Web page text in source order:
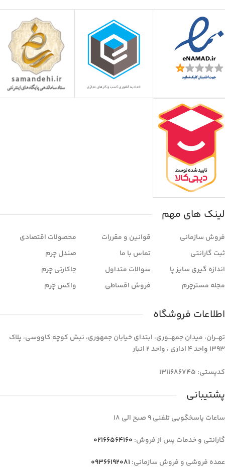
لینک های مهم
فروش سازمانی
ثبت گارانتی
اندازه گیری سایز پا
مجله مسترچرم
قوانین و مقررات
تماس با ما
سوالات متداول
فروش اقساطی
محصولات اقتصادی
صندل چرم
جاکارتی چرم
واکس چرم
اطلاعات فروشگاه
تهـــران، میدان جمهـــوری، ابتدای خیابان جمهوری، نبش کوچه کاووسی، پلاک
1393 واحد 4 اداری ، واحد 2 انبار
کدپستی: 1311686745
پشتیبانی
ساعات پاسخگویی تلفنی 9 صبح الی 18
گارانتی و خدمات پس از فروش: 02166564160
عمده فروشی و فروش سازمانی: 09366192081